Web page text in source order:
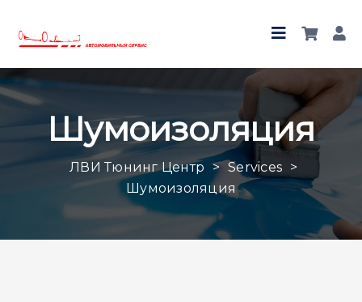
Шумоизоляция
ЛВИ Тюнинг Центр > Services >
Шумоизоляция